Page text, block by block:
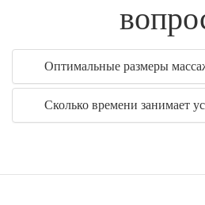
Оптимальные размеры
Сколько времени занимает